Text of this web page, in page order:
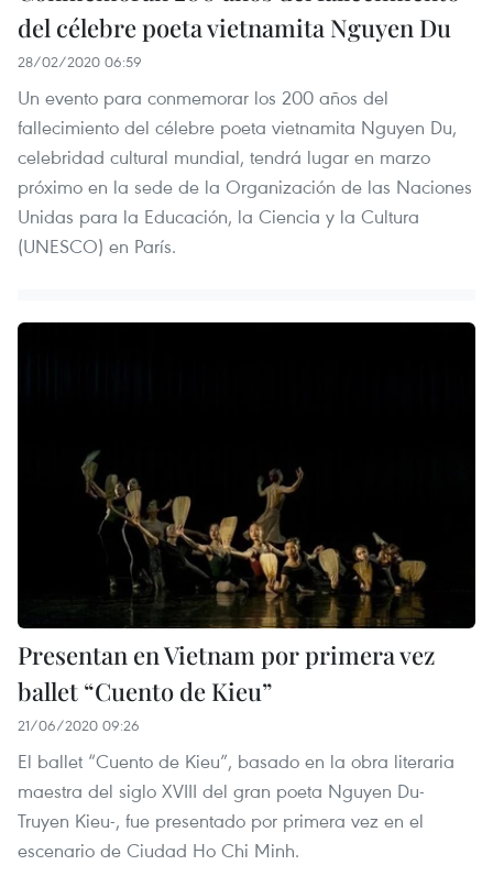
del célebre poeta vietnamita Nguyen Du
28/02/2020 06:59
Un evento para conmemorar los 200 años del
fallecimiento del célebre poeta vietnamita Nguyen Du,
celebridad cultural mundial, tendrá lugar en marzo
próximo en la sede de la Organización de las Naciones
Unidas para la Educación, la Ciencia y la Cultura
(UNESCO) en París.
Presentan en Vietnam por primera vez
ballet “Cuento de Kieu”
21/06/2020 09:26
El ballet “Cuento de Kieu”, basado en la obra literaria
maestra del siglo XVIII del gran poeta Nguyen Du-
Truyen Kieu-, fue presentado por primera vez en el
escenario de Ciudad Ho Chi Minh.